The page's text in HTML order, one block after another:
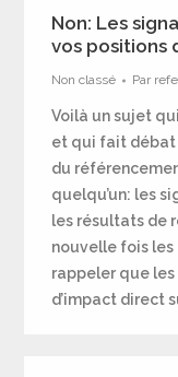
Non: Les
vos positions
Non classé Par
Voilà un sujet
et qui fait débat
du
quelqu’un: les
les résultats de
nouvelle fois les
rappeler que les
d’impact direct